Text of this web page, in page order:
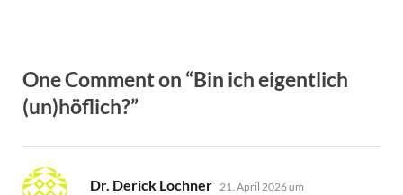
One Comment on “Bin ich eigentlich
(un)höflich?”
Dr. Derick Lochner sagt:
21. April 2026 um